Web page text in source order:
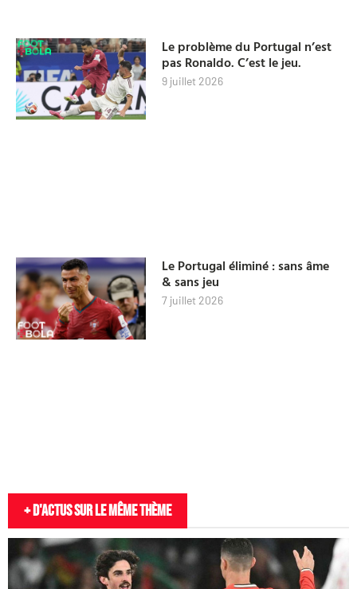
Le problème du Portugal n’est
pas Ronaldo. C’est le jeu.
9 juillet 2026
Le Portugal éliminé : sans âme
& sans jeu
7 juillet 2026
+ D'actus sur le même thème